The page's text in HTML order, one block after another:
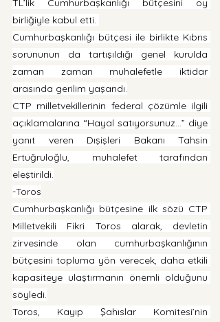
TL’lik Cumhurbaşkanlığı bütçesini oy
birliğiyle kabul etti.
Cumhurbaşkanlığı bütçesi ile birlikte Kıbrıs
sorununun da tartışıldığı genel kurulda
zaman zaman muhalefetle iktidar
arasında gerilim yaşandı.
CTP milletvekillerinin federal çözümle ilgili
açıklamalarına “Hayal satıyorsunuz…” diye
yanıt veren Dışişleri Bakanı Tahsin
Ertuğruloğlu, muhalefet tarafından
eleştirildi.
-Toros
Cumhurbaşkanlığı bütçesine ilk sözü CTP
Milletvekili Fikri Toros alarak, devletin
zirvesinde olan cumhurbaşkanlığının
bütçesini topluma yön verecek, daha etkili
kapasiteye ulaştırmanın önemli olduğunu
söyledi.
Toros, Kayıp Şahıslar Komitesi’nin